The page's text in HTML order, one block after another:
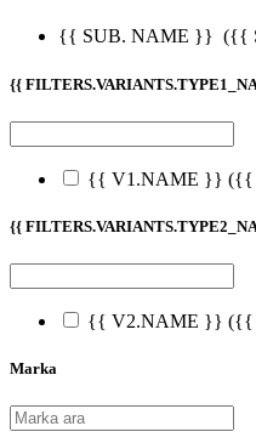
{{ SUB. NAME }} ({{
{{
{{ V1.NAME }} ({{
{{
{{ V2.NAME }} ({{
Marka